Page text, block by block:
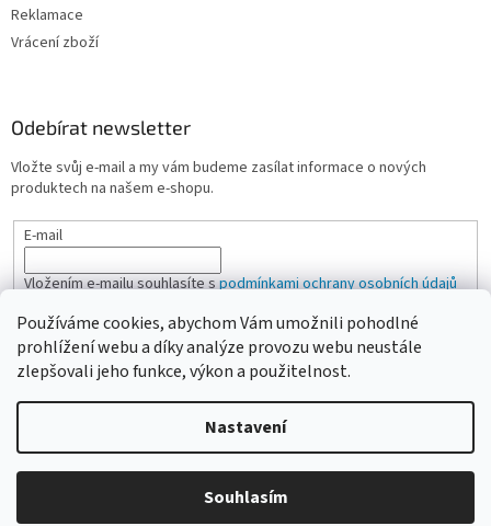
Používáme cookies, abychom Vám umožnili pohodlné
prohlížení webu a díky analýze provozu webu neustále
zlepšovali jeho funkce, výkon a použitelnost.
Nastavení
Souhlasím
Vážení zákazníci, pokud na eshopu nenajdete žádanou položku,
Reklamace
Vrácení zboží
Odebírat newsletter
Vložte svůj e-mail a my vám budeme zasílat informace o nových
produktech na našem e-shopu.
E-mail
Vložením e-mailu souhlasíte spodmínkami ochrany osobních údajů
PŘIHLÁSIT SE
Vytvořil Shoptet
CAMPI-SHOP.cz. Všechna práva vyhrazena.